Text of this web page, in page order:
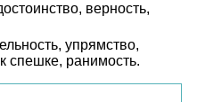
верность,
упрямство,
спешке, ранимость.